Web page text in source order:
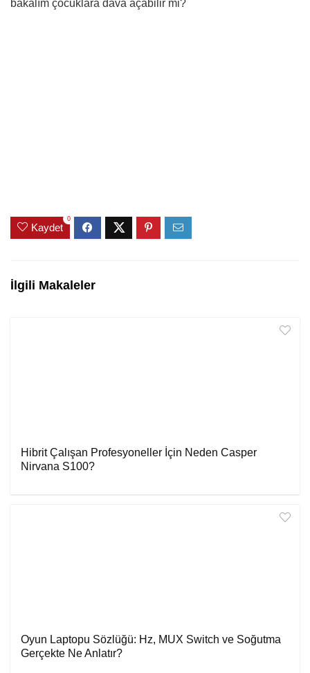
bakalım çocuklara dava açabilir mi?
Kaydet
0
İlgili Makaleler
Hibrit Çalışan Profesyoneller İçin Neden Casper
Nirvana S100?
Oyun Laptopu Sözlüğü: Hz, MUX Switch ve Soğutma
Gerçekte Ne Anlatır?